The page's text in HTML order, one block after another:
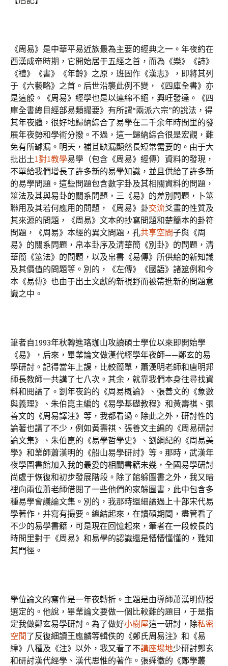
《周易》是中華平易近族最為主要的經典之一。年夜約在
西漢成帝時期，它開始居于五經之首，而為《樂》《詩》
《禮》《書》《年齡》之原，班固作《漢志》，即將其列
于《六藝略》之首。后世沿襲此例不變，《四庫全書》亦
是這般。《周易》經學也是以連綿不絕，興旺發達。《四
庫全書總目經部易類撮要》有所謂“兩派六宗”的說法，得
其年夜體，很好地歸納綜合了易學在二千余年時間里的發
展年夜勢和學術分撥。不過，這一歸納綜合很是宏觀，難
免有所罅漏。明天，補苴缺漏顯然長短常需要的。由于大
批出土1對1教學易學（包含《周易》經傳）資料的發現，
不單給我們增長了許多新的易學知識，並且供給了許多新
的易學問題。這些問題包含數字卦及其相關資料的問題，
筮法及其與易卦的關系問題，三《易》的差別問題，卜筮
聯用及其若何應用的問題，《周易》卦交流爻畫的性質及
其來源的問題，《周易》文本的抄寫問題和楚簡本的卦符
問題，《周易》本經的異文問題，孔共享空間子與《周
易》的關系問題，帛本卦序及清華簡《別卦》的問題，清
華簡《筮法》的問題，以及帛書《易傳》所供給的新知識
及其價值的問題等。別的，《左傳》《國語》諸筮例和今
本《易傳》也由于出土文獻的新視野而被帶進新的問題意
識之中。
筆者自1993年秋轉進珞珈山攻讀碩士學位以來即開始學
《易》，后來，畢業論文做漢代經學年夜師——鄭玄的易
學研討。記得當年上課，比較簡單，蕭漢明老師和唐明邦
師長教師一共講了七八次。其余，就靠我們本身往尋找資
料和閱讀了。劉年夜鈞的《周易概論》、張善文的《象數
與義理》、朱伯崑主編的《易學基礎教程》和黃壽祺、張
善文的《周易譯注》等，我都看過。除此之外，研討性的
論著也讀了不少，例如黃壽祺、張善文主編的《周易研討
論文集》、朱伯崑的《易學哲學史》、劉綱紀的《周易美
學》和業師蕭漢明的《船山易學研討》等。那時，武漢年
夜學圖書館加入我的最愛的相關書籍未幾，全國易學研討
尚處于恢復和初步發展階段。除了館躲圖書之外，我又暗
裡向兩位蕭老師借閱了一些他們的家躲圖書，此中包含多
種易學會議論文集。別的，我那時還細讀過上十部宋代易
學著作，并寫有撮要。總結起來，在讀碩期間，盡管看了
不少的易學書籍，可是現在回憶起來，筆者在一段較長的
時間里對于《周易》和易學的認識還是懵懵懂懂的，難知
其門徑。
學位論文的寫作是一年夜轉折。主題是由導師蕭漢明傳授
選定的。他說，畢業論文要做一個比較難的題目，于是指
定我做鄭玄易學研討。為了做好小樹屋這一研討，除私密
空間了反復細讀王應麟等輯佚的《鄭氏周易注》和《易
緯》八種及《注》以外，我又看了不講座場地少研討鄭玄
和研討漢代經學、漢代思惟的著作。張舜徽的《鄭學叢